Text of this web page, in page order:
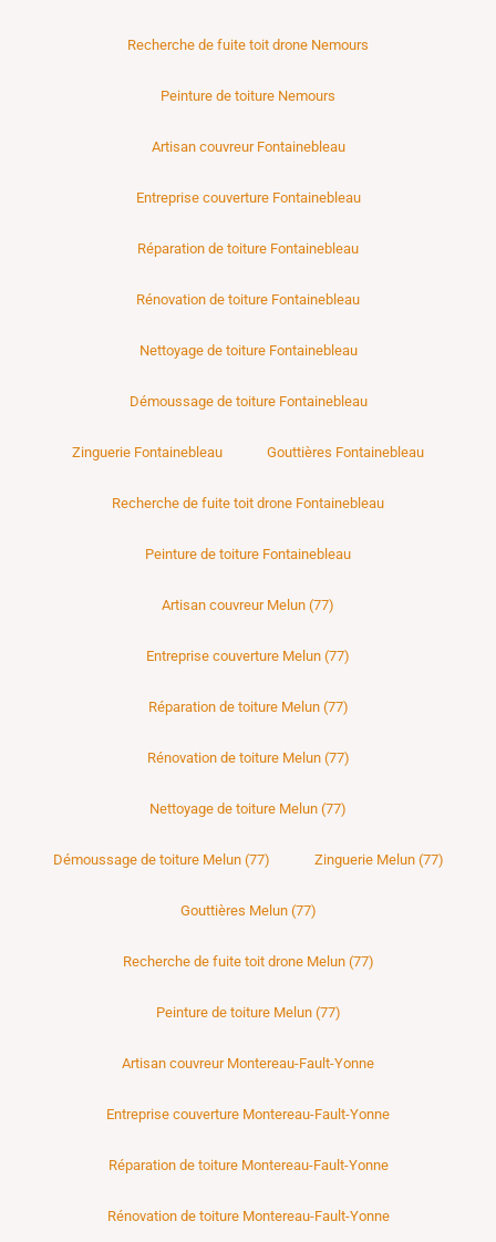
Recherche de fuite toit drone Nemours
Peinture de toiture Nemours
Artisan couvreur Fontainebleau
Entreprise couverture Fontainebleau
Réparation de toiture Fontainebleau
Rénovation de toiture Fontainebleau
Nettoyage de toiture Fontainebleau
Démoussage de toiture Fontainebleau
Zinguerie Fontainebleau Gouttières Fontainebleau
Recherche de fuite toit drone Fontainebleau
Peinture de toiture Fontainebleau
Artisan couvreur Melun (77)
Entreprise couverture Melun (77)
Réparation de toiture Melun (77)
Rénovation de toiture Melun (77)
Nettoyage de toiture Melun (77)
Démoussage de toiture Melun (77) Zinguerie Melun (77)
Gouttières Melun (77)
Recherche de fuite toit drone Melun (77)
Peinture de toiture Melun (77)
Artisan couvreur Montereau-Fault-Yonne
Entreprise couverture Montereau-Fault-Yonne
Réparation de toiture Montereau-Fault-Yonne
Rénovation de toiture Montereau-Fault-Yonne